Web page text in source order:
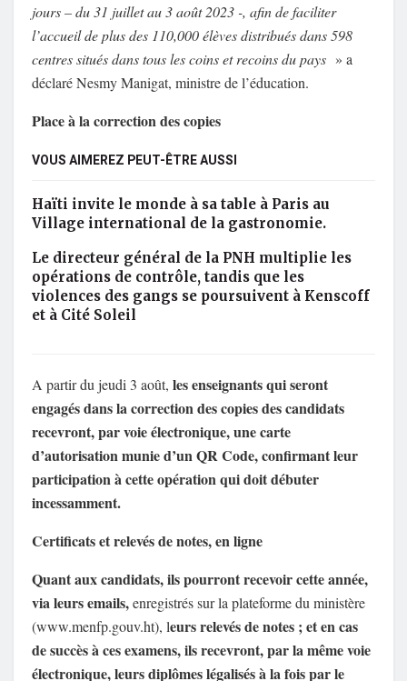
jours – du 31 juillet au 3 août 2023 -, afin de faciliter
l’accueil de plus des 110,000 élèves distribués dans 598
centres situés dans tous les coins et recoins du pays » a
déclaré Nesmy Manigat, ministre de l’éducation.
Place à la correction des copies
VOUS AIMEREZ PEUT-ÊTRE AUSSI
Haïti invite le monde à sa table à Paris au
Village international de la gastronomie.
Le directeur général de la PNH multiplie les
opérations de contrôle, tandis que les
violences des gangs se poursuivent à Kenscoff
et à Cité Soleil
A partir du jeudi 3 août, les enseignants qui seront
engagés dans la correction des copies des candidats
recevront, par voie électronique, une carte
d’autorisation munie d’un QR Code, confirmant leur
participation à cette opération qui doit débuter
incessamment.
Certificats et relevés de notes, en ligne
Quant aux candidats, ils pourront recevoir cette année,
via leurs emails,enregistrés sur la plateforme du ministère
(www.menfp.gouv.ht), leurs relevés de notes ; et en cas
de succès à ces examens, ils recevront, par la même voie
électronique, leurs diplômes légalisés à la fois par le